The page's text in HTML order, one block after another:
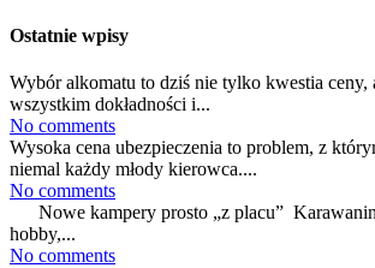
Ostatnie wpisy
Wybór alkomatu to dziś nie tylko kwestia ceny,
wszystkim dokładności i...
No comments
Wysoka cena ubezpieczenia to problem, z
niemal każdy młody kierowca....
No comments
Nowe kampery prosto „z placu”
hobby,...
No comments